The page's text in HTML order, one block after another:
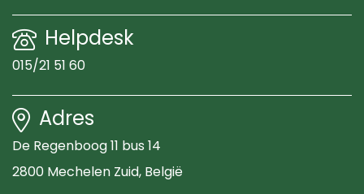
Helpdesk
015/21 51 60
Adres
De Regenboog 11 bus 14
2800 Mechelen Zuid, België